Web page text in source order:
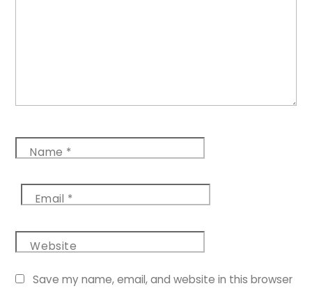
Name *
Email *
Website
Save my name, email, and website in this browser